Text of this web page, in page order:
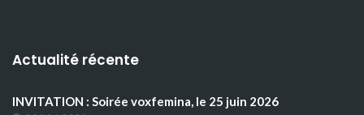
Actualité récente
INVITATION : Soirée voxfemina, le 25 juin 2026